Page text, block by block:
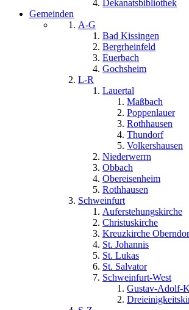
Dekanatsbibliothek
Gemeinden
A-G
Bad Kissingen
Bergrheinfeld
Euerbach
Gochsheim
L-R
Lauertal
Maßbach
Poppenlauer
Rothhausen
Thundorf
Volkershausen
Niederwerrn
Obbach
Obereisenheim
Rothhausen
Schweinfurt
Auferstehungskirche
Christuskirche
Kreuzkirche
St. Johannis
St. Lukas
St. Salvator
Schweinfurt-West
Gustav-Adolf-